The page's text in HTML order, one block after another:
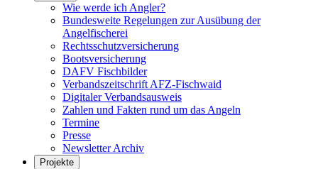
Wie werde ich Angler?
Bundesweite Regelungen zur Ausübung der
Angelfischerei
Rechtsschutzversicherung
Bootsversicherung
DAFV Fischbilder
Verbandszeitschrift AFZ-Fischwaid
Digitaler Verbandsausweis
Zahlen und Fakten rund um das Angeln
Termine
Presse
Newsletter Archiv
Projekte